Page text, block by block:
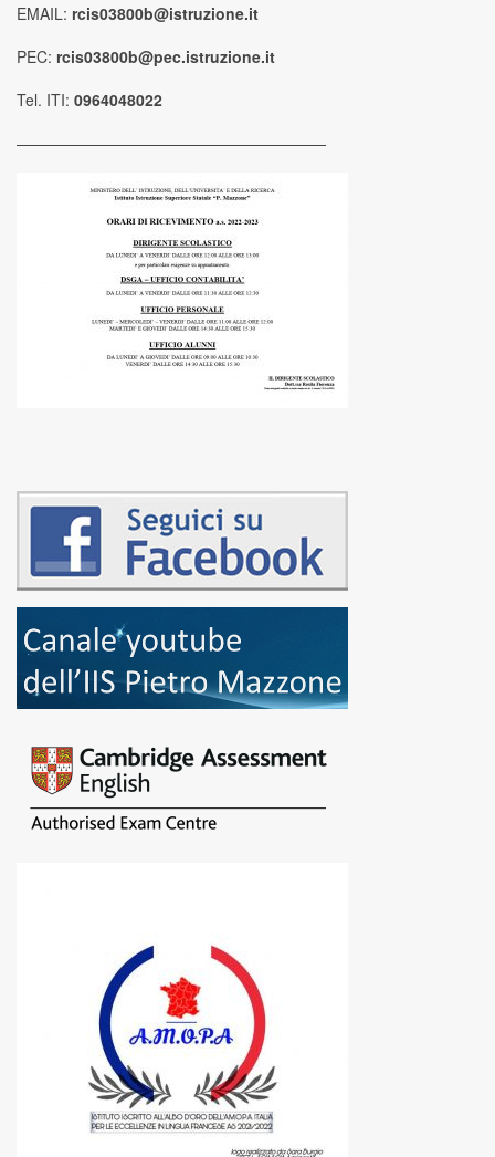
EMAIL: rcis03800b@istruzione.it
PEC: rcis03800b@pec.istruzione.it
Tel. ITI: 0964048022
————————————————————